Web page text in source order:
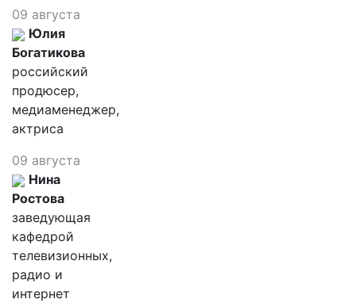
09 августа
Юлия
Богатикова
российский
продюсер,
медиаменеджер,
актриса
09 августа
Нина
Ростова
заведующая
кафедрой
телевизионных,
радио и
интернет